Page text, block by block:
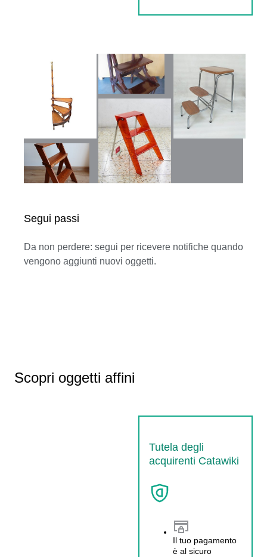
Segui passi
Da non perdere: segui per ricevere notifiche quando
vengono aggiunti nuovi oggetti.
Scopri oggetti affini
Tutela degli
acquirenti Catawiki
Il tuo pagamento
è al sicuro